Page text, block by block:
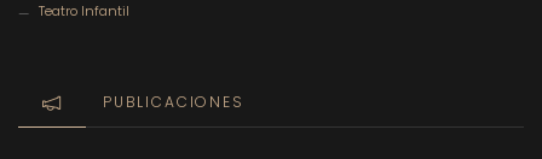
Teatro Infantil
PUBLICACIONES